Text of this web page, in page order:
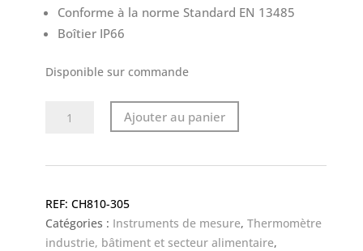
Conforme à la norme Standard EN 13485
Boîtier IP66
Disponible sur commande
quantité
thermomètre
-
HACCP
Ajouter au panier
CH810-305
Catégories : Instruments de mesure, Thermomètre
industrie, bâtiment et secteur alimentaire,